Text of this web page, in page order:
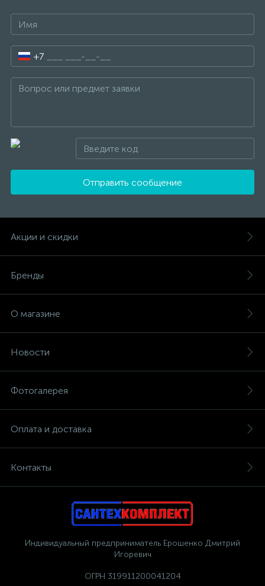
+7
Отправить сообщение
Акции и скидки
Бренды
О магазине
Новости
Фотогалерея
Оплата и доставка
Контакты
Индивидуальный предприниматель Ерошенко Дмитрий
Игоревич
ОГРН 319911200041204